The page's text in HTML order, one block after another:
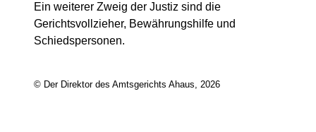
Ein weiterer Zweig der Justiz sind die
Gerichtsvollzieher, Bewährungshilfe und
Schiedspersonen.
© Der Direktor des Amtsgerichts Ahaus, 2026